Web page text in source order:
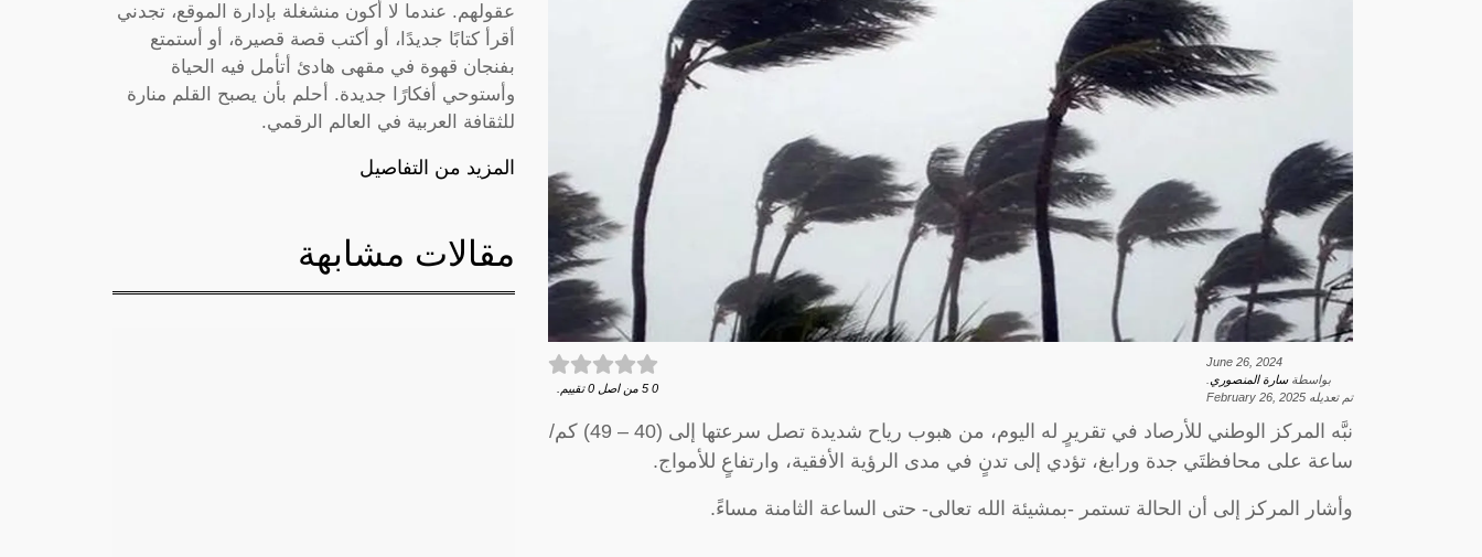
June 26, 2024
بواسطةسارة المنصوري
تم تعديله February 26, 2025
0
5 من اصل 0 تقييم.
نبَّه المركز الوطني للأرصاد في تقريرٍ له اليوم، من هبوب رياح شديدة تصل سرعتها إلى (40 – 49) كم/
ساعة على محافظتَي جدة ورابغ، تؤدي إلى تدنٍ في مدى الرؤية الأفقية، وارتفاعٍ للأمواج.
وأشار المركز إلى أن الحالة تستمر -بمشيئة الله تعالى- حتى الساعة الثامنة مساءً.
عقولهم. عندما لا أكون منشغلة بإدارة الموقع، تجدني
أقرأ كتابًا جديدًا، أو أكتب قصة قصيرة، أو أستمتع
بفنجان قهوة في مقهى هادئ أتأمل فيه الحياة
وأستوحي أفكارًا جديدة. أحلم بأن يصبح القلم منارة
للثقافة العربية في العالم الرقمي.
المزيد من التفاصيل
مقالات مشابهة